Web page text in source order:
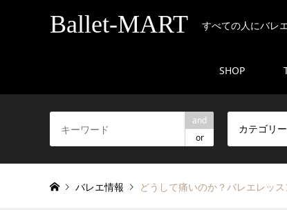
Ballet-MART すべての人にバレ
SHOP
and
or
カテゴリ
バレエ情報 どうして痛いのか？バレエレッ